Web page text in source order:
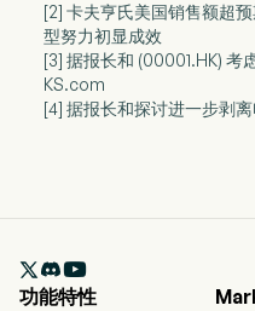
[2] 卡夫亨氏美国销售额超
型努力初显成效
[3] 据报长和 (00001.HK) 考
KS.com
[4] 据报长和探讨进一步剥

功能特性